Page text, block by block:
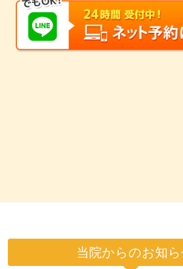
当院からのお知ら